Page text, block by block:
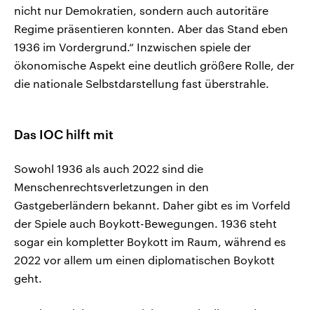
nicht nur Demokratien, sondern auch autoritäre
Regime präsentieren konnten. Aber das Stand eben
1936 im Vordergrund.“ Inzwischen spiele der
ökonomische Aspekt eine deutlich größere Rolle, der
die nationale Selbstdarstellung fast überstrahle.
Das IOC hilft mit
Sowohl 1936 als auch 2022 sind die
Menschenrechtsverletzungen in den
Gastgeberländern bekannt. Daher gibt es im Vorfeld
der Spiele auch Boykott-Bewegungen. 1936 steht
sogar ein kompletter Boykott im Raum, während es
2022 vor allem um einen diplomatischen Boykott
geht.